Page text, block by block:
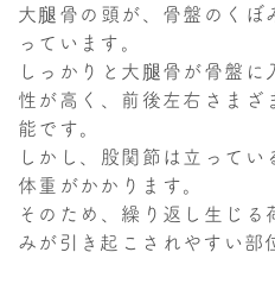
大腿骨の頭が、骨盤のくぼ
っています。
しっかりと大腿骨が骨盤
性が高く、前後左右さまざ
能です。
しかし、股関節は立って
体重がかかります。
そのため、繰り返し生じ
みが引き起こされやすい部